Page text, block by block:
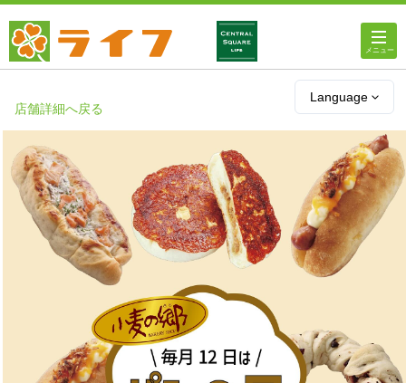
Language
ライフのオンラインストア
ライフ ネットスーパー
企業情報
IR情報
店舗詳細へ戻る